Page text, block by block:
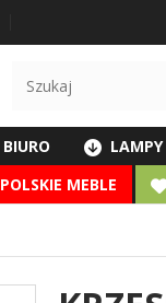
BIURO LAMPY
POLSKIE MEBLE